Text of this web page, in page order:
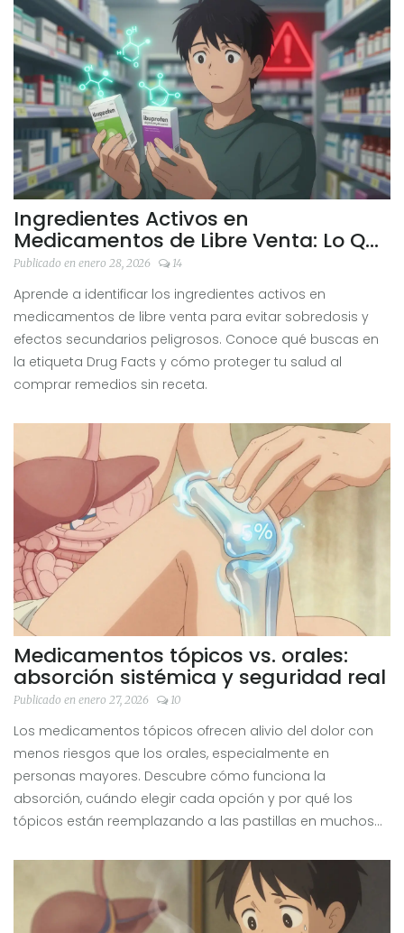
Ingredientes Activos en
Medicamentos de Libre Venta: Lo Que
Debes Saber Como Comprador
Publicado en enero 28, 2026 14
Aprende a identificar los ingredientes activos en
medicamentos de libre venta para evitar sobredosis y
efectos secundarios peligrosos. Conoce qué buscas en
la etiqueta Drug Facts y cómo proteger tu salud al
comprar remedios sin receta.
Medicamentos tópicos vs. orales:
absorción sistémica y seguridad real
Publicado en enero 27, 2026 10
Los medicamentos tópicos ofrecen alivio del dolor con
menos riesgos que los orales, especialmente en
personas mayores. Descubre cómo funciona la
absorción, cuándo elegir cada opción y por qué los
tópicos están reemplazando a las pastillas en muchos